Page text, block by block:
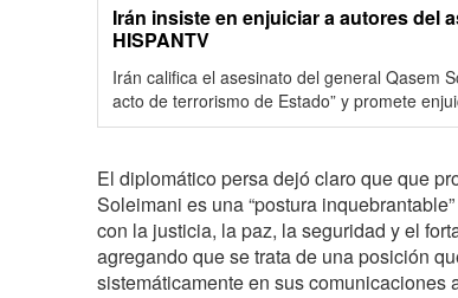
Irán insiste en enjuiciar a autores del
HISPANTV
Irán califica el asesinato del general Qasem
acto de terrorismo de Estado” y promete
El diplomático persa dejó claro que que
Soleimani es una “postura
con la justicia, la paz, la seguridad y el
agregando que se trata de una posición
sistemáticamente en sus comunicaciones